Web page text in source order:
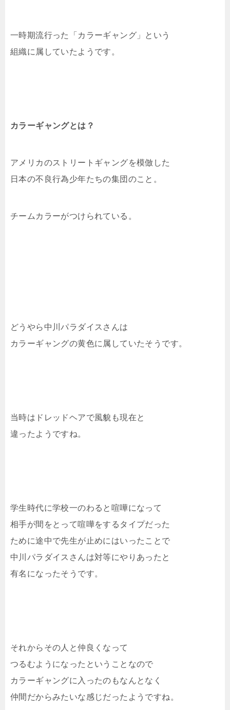
一時期流行った「カラーギャング」という
組織に属していたようです。
カラーギャングとは？
アメリカのストリートギャングを模倣した
日本の不良行為少年たちの集団のこと。
チームカラーがつけられている。
どうやら中川パラダイスさんは
カラーギャングの黄色に属していたそうです。
当時はドレッドヘアで風貌も現在と
違ったようですね。
学生時代に学校一のわると喧嘩になって
相手が間をとって喧嘩をするタイプだった
ために途中で先生が止めにはいったことで
中川パラダイスさんは対等にやりあったと
有名になったそうです。
それからその人と仲良くなって
つるむようになったということなので
カラーギャングに入ったのもなんとなく
仲間だからみたいな感じだったようですね。